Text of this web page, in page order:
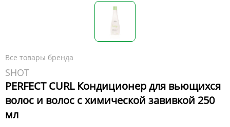
Все товары бренда
SHOT
PERFECT CURL Кондиционер для вьющихся
волос и волос с химической завивкой 250
мл